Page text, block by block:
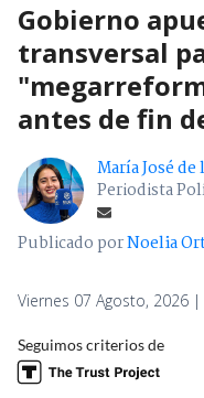
Gobierno
transversal
antes de fin
María José de
Periodista
Publicado porNoelia
Viernes 07 Agosto, 2026 |
Seguimos criterios de